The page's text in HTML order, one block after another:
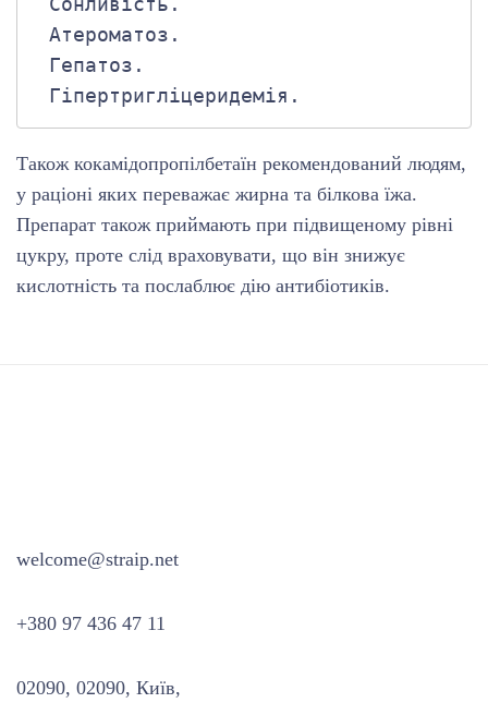
Гіпертригліцеридемія.
Також кокамідопропілбетаїн рекомендований людям,
у раціоні яких переважає жирна та білкова їжа.
Препарат також приймають при підвищеному рівні
цукру, проте слід враховувати, що він знижує
кислотність та послаблює дію антибіотиків.
welcome@straip.net
+380 97 436 47 11
02090, 02090, Київ,